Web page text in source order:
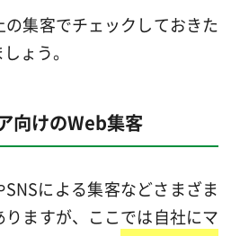
集客でチェックしておきた
ょう。
向けのWeb集客
による集客などさまざま
ますが、ここでは自社にマ